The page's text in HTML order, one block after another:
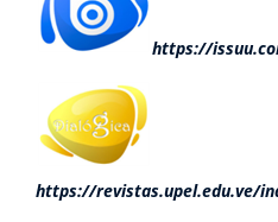
https://
https://revistas.upel.edu.ve/